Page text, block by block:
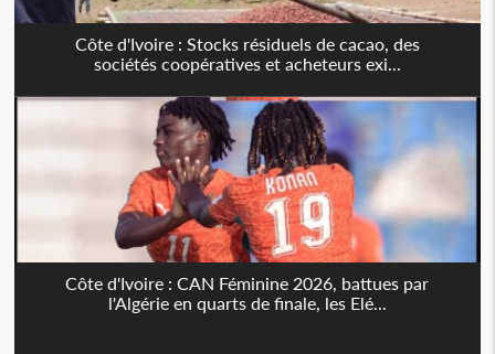
Côte d'Ivoire : Stocks résiduels de cacao, des
sociétés coopératives et acheteurs exi...
Côte d'Ivoire : CAN Féminine 2026, battues par
l'Algérie en quarts de finale, les Elé...